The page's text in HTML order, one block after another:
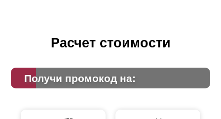
Расчет стоимости
Получи промокод на: